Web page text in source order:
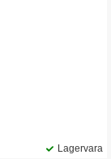
Lagervara